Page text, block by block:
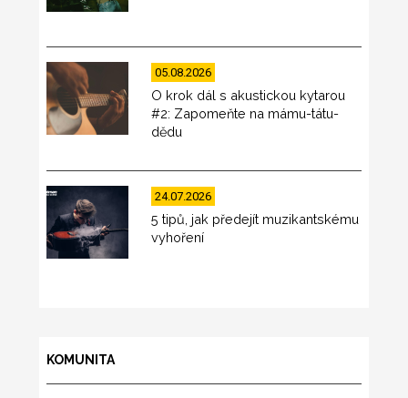
05.08.2026
O krok dál s akustickou kytarou
#2: Zapomeňte na mámu-tátu-
dědu
24.07.2026
5 tipů, jak předejít muzikantskému
vyhoření
KOMUNITA